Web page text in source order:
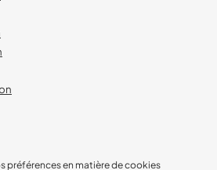
préférences en matière de cookies